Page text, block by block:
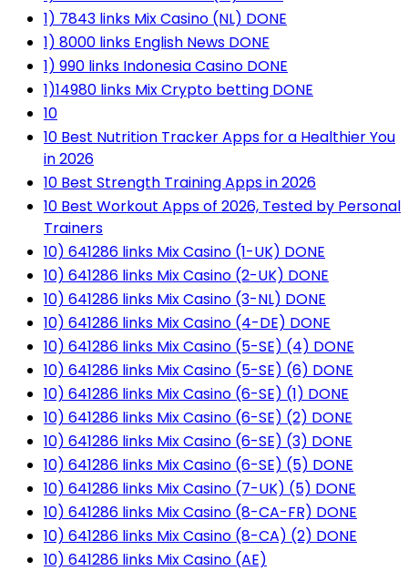
1) 7843 links Mix Casino (NL) DONE
1) 8000 links English News DONE
1) 990 links Indonesia Casino DONE
1)14980 links Mix Crypto betting DONE
10
10 Best Nutrition Tracker Apps for a Healthier You
in 2026
10 Best Strength Training Apps in 2026
10 Best Workout Apps of 2026, Tested by Personal
Trainers
10) 641286 links Mix Casino (1-UK) DONE
10) 641286 links Mix Casino (2-UK) DONE
10) 641286 links Mix Casino (3-NL) DONE
10) 641286 links Mix Casino (4-DE) DONE
10) 641286 links Mix Casino (5-SE) (4) DONE
10) 641286 links Mix Casino (5-SE) (6) DONE
10) 641286 links Mix Casino (6-SE) (1) DONE
10) 641286 links Mix Casino (6-SE) (2) DONE
10) 641286 links Mix Casino (6-SE) (3) DONE
10) 641286 links Mix Casino (6-SE) (5) DONE
10) 641286 links Mix Casino (7-UK) (5) DONE
10) 641286 links Mix Casino (8-CA-FR) DONE
10) 641286 links Mix Casino (8-CA) (2) DONE
10) 641286 links Mix Casino (AE)